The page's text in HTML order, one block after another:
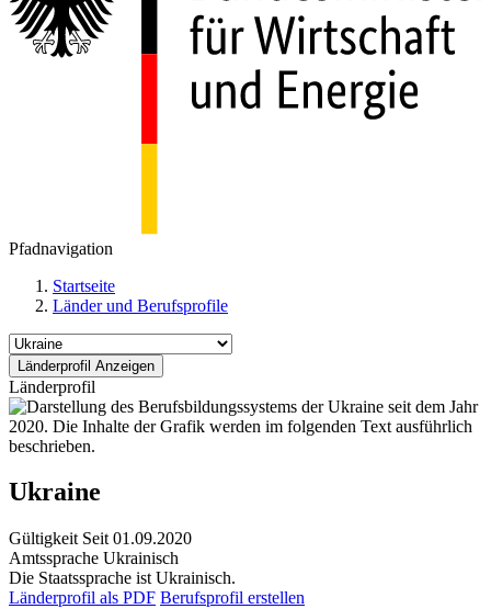
Pfadnavigation
Startseite
Länder und Berufsprofile
Länderprofil
Ukraine
Gültigkeit Seit 01.09.2020
Amtssprache Ukrainisch
Die Staatssprache ist Ukrainisch.
Länderprofil als PDF Berufsprofil erstellen